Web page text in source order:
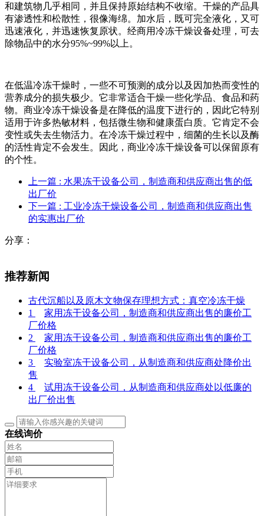
和建筑物几乎相同，并且保持原始结构不收缩。干燥的产品具
有渗透性和松散性，很像海绵。加水后，既可完全液化，又可
迅速液化，并迅速恢复原状。经商用冷冻干燥设备处理，可去
除物品中的水分95%~99%以上。
在低温冷冻干燥时，一些不可预测的成分以及因加热而变性的
营养成分的损失极少。它非常适合干燥一些化学品、食品和药
物。商业冷冻干燥设备是在降低的温度下进行的，因此它特别
适用于许多热敏材料，包括微生物和健康蛋白质。它肯定不会
变性或失去生物活力。在冷冻干燥过程中，细菌的生长以及酶
的活性肯定不会发生。因此，商业冷冻干燥设备可以保留原有
的个性。
上一篇 : 水果冻干设备公司，制造商和供应商出售的低
出厂价
下一篇 : 工业冷冻干燥设备公司，制造商和供应商出售
的实惠出厂价
分享：
推荐新闻
古代沉船以及原木文物保存理想方式：真空冷冻干燥
1
家用冻干设备公司，制造商和供应商出售的廉价工
厂价格
2
家用冻干设备公司，制造商和供应商出售的廉价工
厂价格
3
实验室冻干设备公司，从制造商和供应商处降价出
售
4
试用冻干设备公司，从制造商和供应商处以低廉的
出厂价出售
在线询价